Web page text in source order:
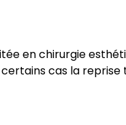
en chirurgie
cas la reprise